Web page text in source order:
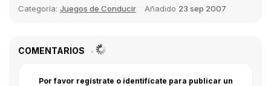
Categoría: Juegos de Conducir Añadido 23 sep 2007
COMENTARIOS
Por favor regístrate o identifícate para publicar un